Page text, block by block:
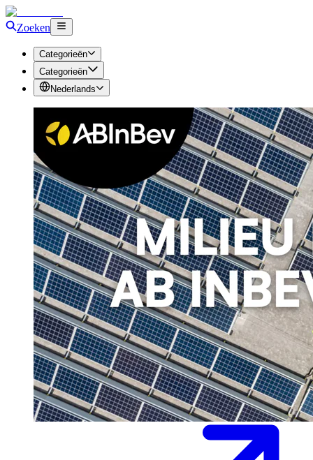
Zoeken
Categorieën
Categorieën
Nederlands